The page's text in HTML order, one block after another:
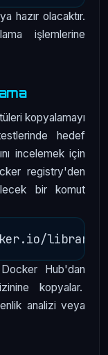
hazır olacaktır.
işlemlerine
kopyalamayı
hedef
incelemek için
registry'den
bir komut
Docker Hub'dan
kopyalar.
analizi veya